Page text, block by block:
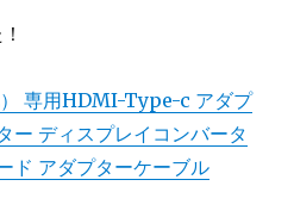
専用HDMI-Type-c アダプ
ー ディスプレイコンバータ
ド アダプターケーブル